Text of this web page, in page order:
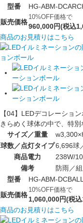
型番
HG-ABM-
販売価格
10%OFF価格で
960,000円(税込
商品のお見積りはこちら
【04】LEDデコレーショ
きらめく球体の中で、特
サイズ／重量
球数／点灯タイプ6,696球
商品電力
238W/
備考
防雨／
型番
HG-ABM-DCBALL
販売価格
10%OFF価格で
1,060,000円(税
商品のお見積りはこちら